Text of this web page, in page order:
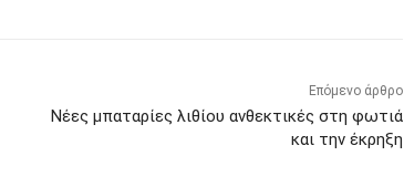
Επόμενο άρθρο
Νέες μπαταρίες λιθίου ανθεκτικές στη φωτιά
και την έκρηξη